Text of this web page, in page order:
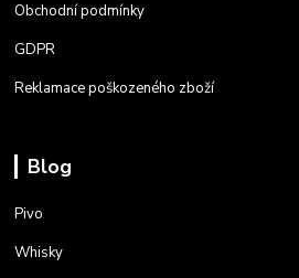
Obchodní podmínky
GDPR
Reklamace poškozeného zboží
Blog
Pivo
Whisky